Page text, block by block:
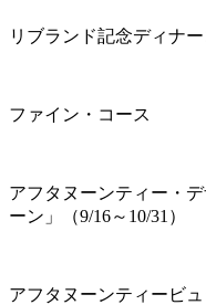
リブランド記念ディナ
ファイン・コース
アフタヌーンティー・
ーン」（9/16～10/31）
アフタヌーンティービ